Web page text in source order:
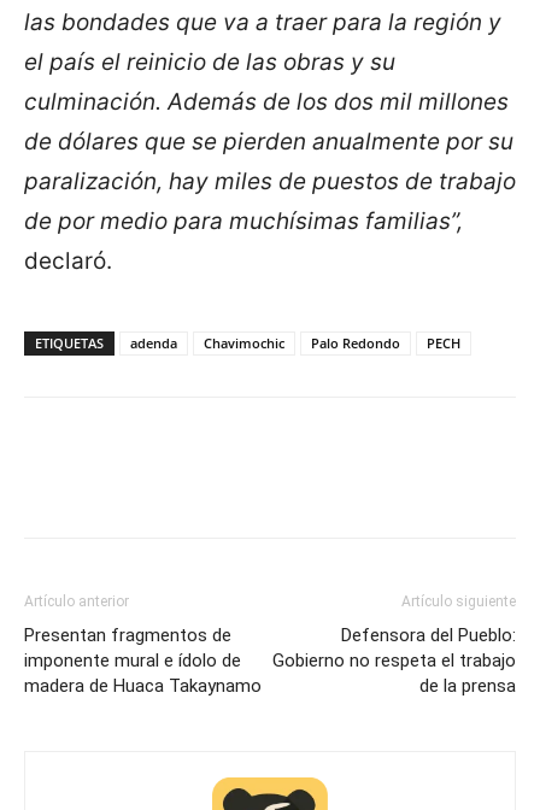
las bondades que va a traer para la región y
el país el reinicio de las obras y su
culminación. Además de los dos mil millones
de dólares que se pierden anualmente por su
paralización, hay miles de puestos de trabajo
de por medio para muchísimas familias”,
declaró.
ETIQUETAS adenda Chavimochic Palo Redondo PECH
Artículo anterior
Presentan fragmentos de
imponente mural e ídolo de
madera de Huaca Takaynamo
Artículo siguiente
Defensora del Pueblo:
Gobierno no respeta el trabajo
de la prensa